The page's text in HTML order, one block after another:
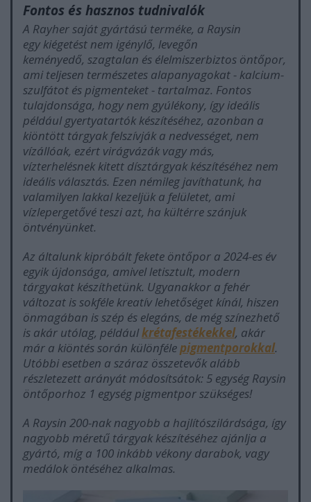
Fontos és hasznos tudnivalók
A Rayher saját gyártású terméke, a Raysin
egy kiégetést nem igénylő, levegőn
keményedő, szagtalan és élelmiszerbiztos öntőpor,
ami teljesen természetes alapanyagokat - kalcium-
szulfátot és pigmenteket - tartalmaz. Fontos
tulajdonsága, hogy nem gyúlékony, így ideális
például gyertyatartók készítéséhez, azonban a
kiöntött tárgyak felszívják a nedvességet, nem
vízállóak, ezért virágvázák vagy más,
vízterhelésnek kitett dísztárgyak készítéséhez nem
ideális választás. Ezen némileg javíthatunk, ha
valamilyen lakkal kezeljük a felületet, ami
vízlepergetővé teszi azt, ha kültérre szánjuk
öntvényünket.
Az általunk kipróbált fekete öntőpor a 2024-es év
egyik újdonsága, amivel letisztult, modern
tárgyakat készíthetünk. Ugyanakkor a fehér
változat is sokféle kreatív lehetőséget kínál, hiszen
önmagában is szép és elegáns, de még színezhető
is akár utólag, példáulkrétafestékekkel, akár
már a kiöntés során különfélepigmentporokkal.
Utóbbi esetben a száraz összetevők alább
részletezett arányát módosítsátok: 5 egység Raysin
öntőporhoz 1 egység pigmentpor szükséges!
A Raysin 200-nak nagyobb a hajlítószilárdsága, így
nagyobb méretű tárgyak készítéséhez ajánlja a
gyártó, míg a 100 inkább vékony darabok, vagy
medálok öntéséhez alkalmas.